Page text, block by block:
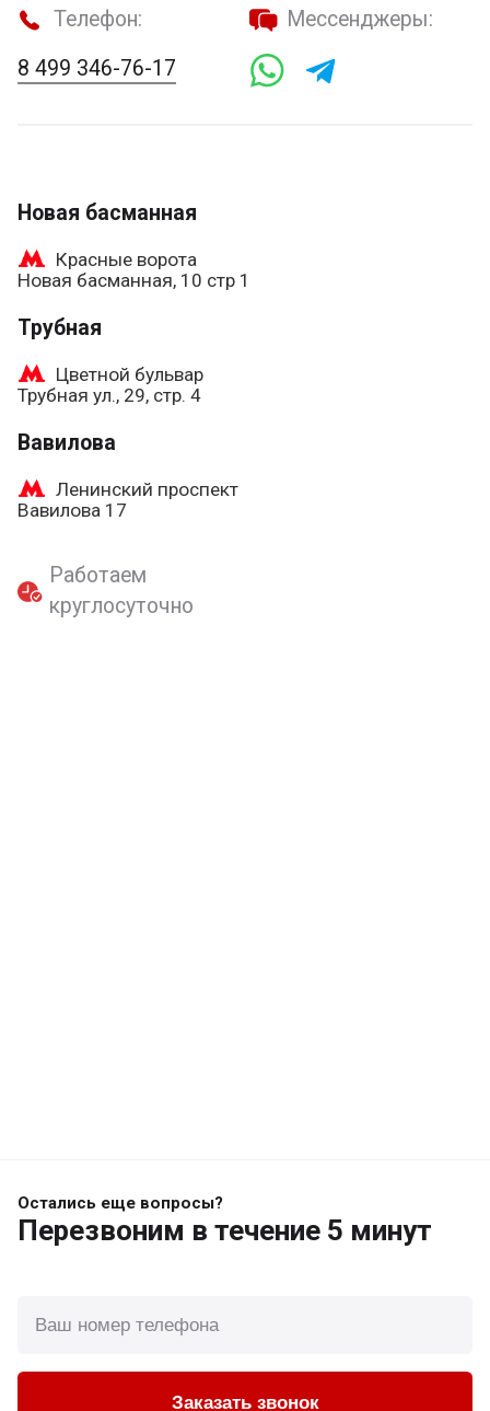
Телефон:
8 499 346-76-17
Мессенджеры:
Новая басманная
Красные ворота
Новая басманная, 10 стр 1
Трубная
Цветной бульвар
Трубная ул., 29, стр. 4
Вавилова
Ленинский проспект
Вавилова 17
Работаем
круглосуточно
Остались еще вопросы?
Перезвоним в течение 5 минут
Заказать звонок